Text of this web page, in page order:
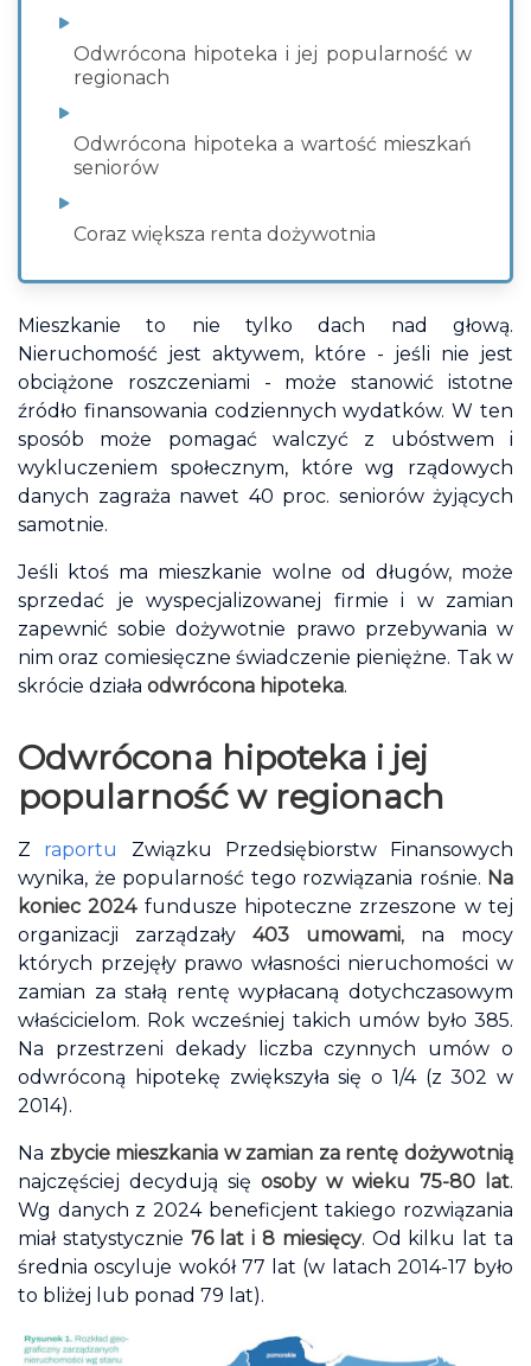
Odwrócona hipoteka i jej popularność w
regionach
Odwrócona hipoteka a wartość mieszkań
seniorów
Coraz większa renta dożywotnia
Mieszkanie to nie tylko dach nad głową.
Nieruchomość jest aktywem, które - jeśli nie jest
obciążone roszczeniami - może stanowić istotne
źródło finansowania codziennych wydatków. W ten
sposób może pomagać walczyć z ubóstwem i
wykluczeniem społecznym, które wg rządowych
danych zagraża nawet 40 proc. seniorów żyjących
samotnie.
Jeśli ktoś ma mieszkanie wolne od długów, może
sprzedać je wyspecjalizowanej firmie i w zamian
zapewnić sobie dożywotnie prawo przebywania w
nim oraz comiesięczne świadczenie pieniężne. Tak w
skrócie działa odwrócona hipoteka.
Odwrócona hipoteka i jej
popularność w regionach
Z raportu
Związku Przedsiębiorstw Finansowych
wynika, że popularność tego rozwiązania rośnie. Na
koniec 2024fundusze hipoteczne zrzeszone w tej
organizacji zarządzały 403 umowami, na mocy
których przejęły prawo własności nieruchomości w
zamian za stałą rentę wypłacaną dotychczasowym
właścicielom. Rok wcześniej takich umów było 385.
Na przestrzeni dekady liczba czynnych umów o
odwróconą hipotekę zwiększyła się o 1/4 (z 302 w
2014).
Na zbycie mieszkania w zamian za rentę dożywotnią
najczęściej decydują się osoby w wieku 75-80 lat.
Wg danych z 2024 beneficjent takiego rozwiązania
miał statystycznie 76 lat i 8 miesięcy. Od kilku lat ta
średnia oscyluje wokół 77 lat (w latach 2014-17 było
to bliżej lub ponad 79 lat).